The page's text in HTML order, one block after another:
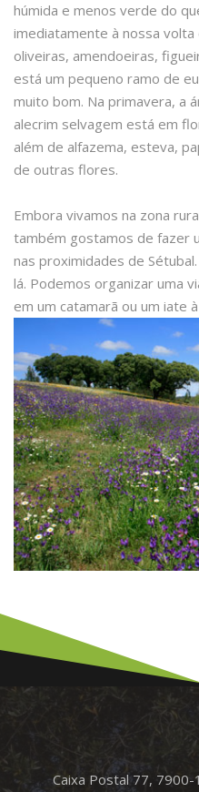
húmida e menos verde do
imediatamente à nossa
oliveiras, amendoeiras,
está um pequeno ramo de
muito bom. Na primavera, a
alecrim selvagem está em
além de alfazema, esteva,
de outras flores.
Embora vivamos na zona
também gostamos de fazer
nas proximidades de
lá. Podemos organizar uma
em um catamarã ou um iate
Caixa Postal 77,